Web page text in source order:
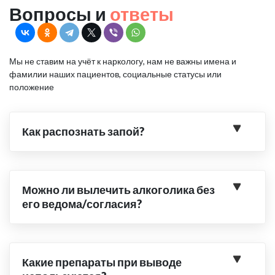
Вопросы и ответы
Мы не ставим на учёт к наркологу, нам не важны имена и
фамилии наших пациентов, социальные статусы или
положение
Как распознать запой?
Можно ли вылечить алкоголика без
его ведома/согласия?
Какие препараты при выводе